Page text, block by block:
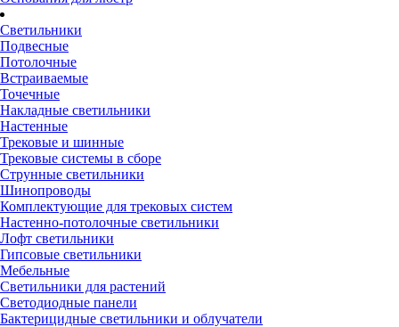
Светильники
Подвесные
Потолочные
Встраиваемые
Точечные
Накладные светильники
Настенные
Трековые и шинные
Трековые системы в сборе
Струнные светильники
Шинопроводы
Комплектующие для трековых систем
Настенно-потолочные светильники
Лофт светильники
Гипсовые светильники
Мебельные
Светильники для растений
Светодиодные панели
Бактерицидные светильники и облучатели